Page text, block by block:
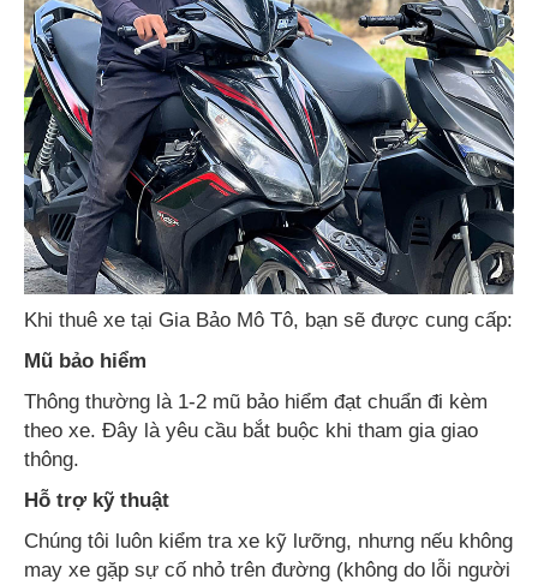
Khi thuê xe tại Gia Bảo Mô Tô, bạn sẽ được cung cấp:
Mũ bảo hiểm
Thông thường là 1-2 mũ bảo hiểm đạt chuẩn đi kèm
theo xe. Đây là yêu cầu bắt buộc khi tham gia giao
thông.
Hỗ trợ kỹ thuật
Chúng tôi luôn kiểm tra xe kỹ lưỡng, nhưng nếu không
may xe gặp sự cố nhỏ trên đường (không do lỗi người